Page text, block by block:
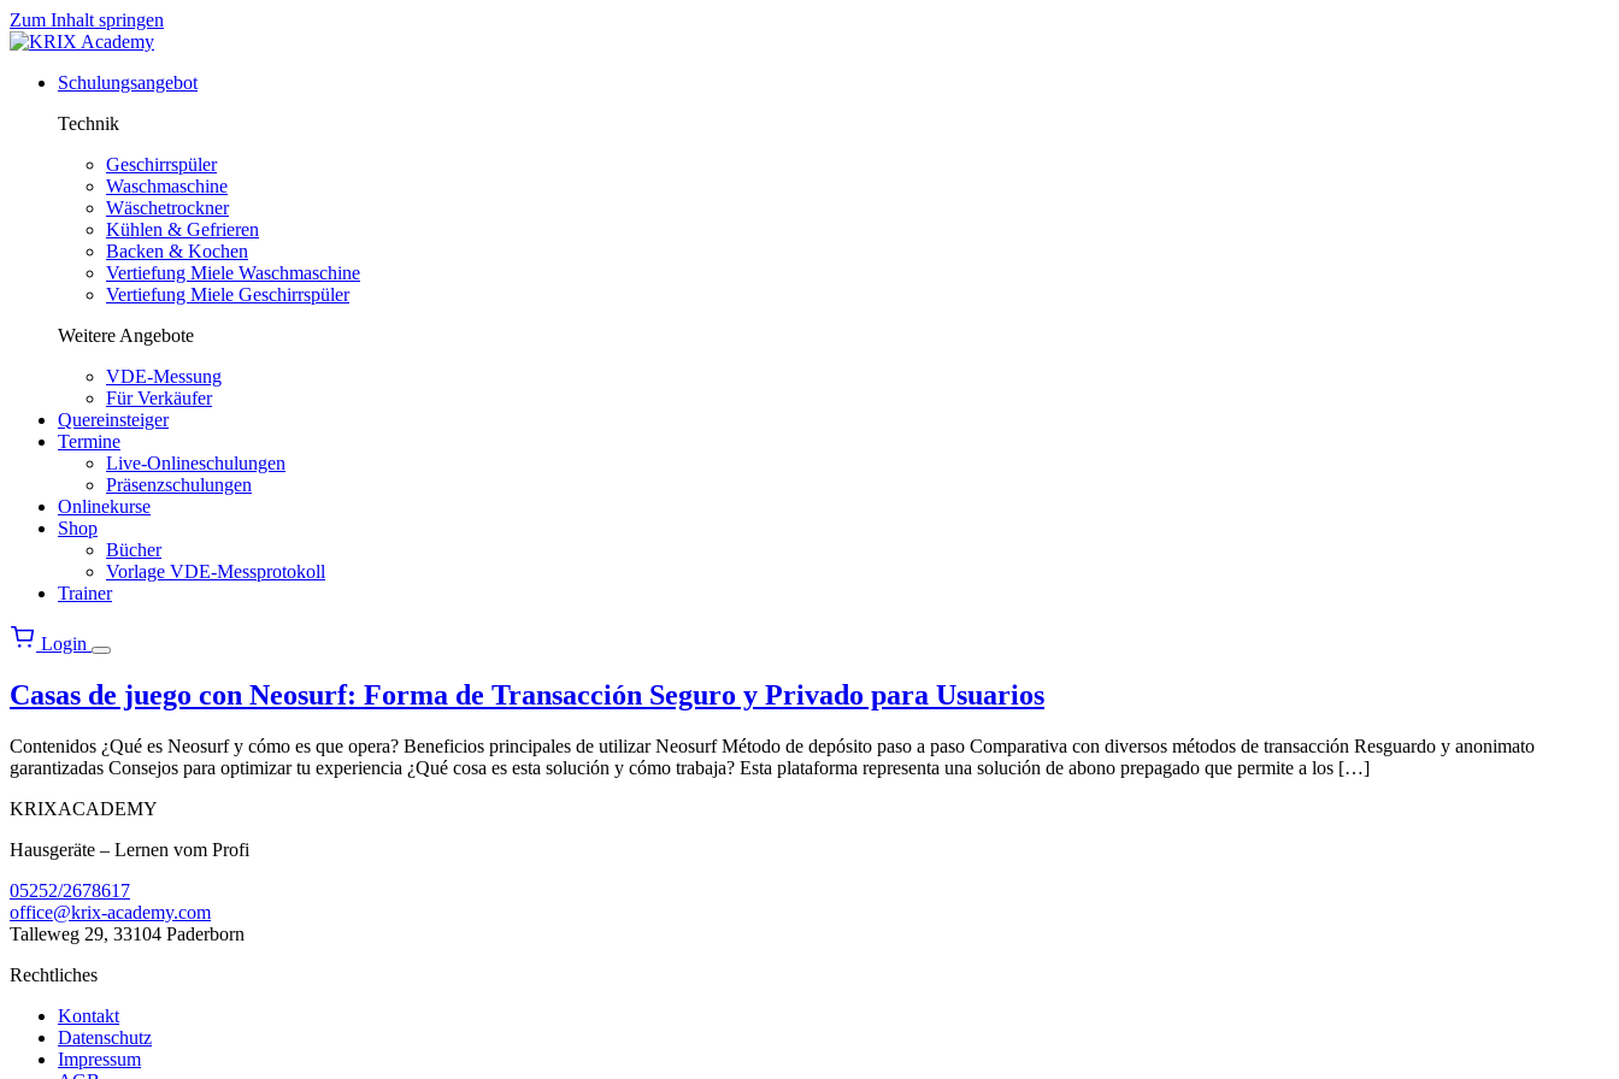
Zum Inhalt springen
Schulungsangebot
Technik
Geschirrspüler
Waschmaschine
Wäschetrockner
Kühlen & Gefrieren
Backen & Kochen
Vertiefung Miele Waschmaschine
Vertiefung Miele Geschirrspüler
Weitere Angebote
VDE-Messung
Für Verkäufer
Quereinsteiger
Termine
Live-Onlineschulungen
Präsenzschulungen
Onlinekurse
Shop
Bücher
Vorlage VDE-Messprotokoll
Trainer
Login
Menü
Casas de juego con Neosurf: Forma de Transacción Seguro y Privado para Usuarios
Contenidos ¿Qué es Neosurf y cómo es que opera? Beneficios principales de utilizar Neosurf Método de depósito paso a paso Comparativa con diversos métodos de transacción Resguardo y anonimato
garantizadas Consejos para optimizar tu experiencia ¿Qué cosa es esta solución y cómo trabaja? Esta plataforma representa una solución de abono prepagado que permite a los […]
KRIXACADEMY
Hausgeräte – Lernen vom Profi
05252/2678617
office@krix-academy.com
Talleweg 29, 33104 Paderborn
Rechtliches
Kontakt
Datenschutz
Impressum